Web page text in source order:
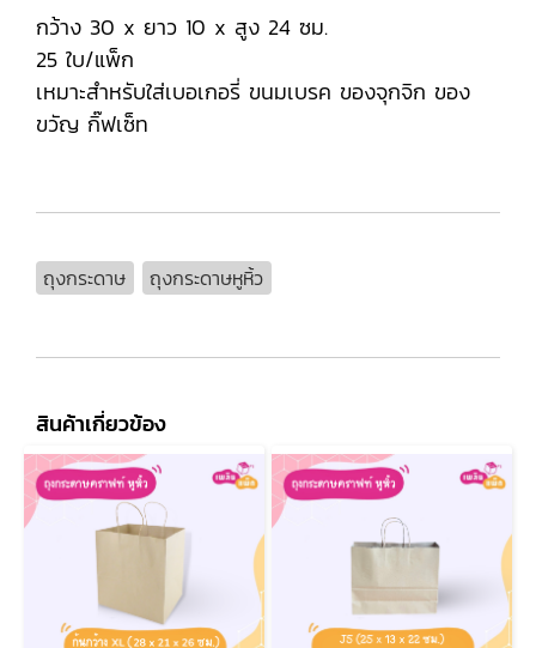
กว้าง 30 x ยาว 10 x สูง 24 ซม.
25 ใบ/แพ็ก
เหมาะสำหรับใส่เบอเกอรี่ ขนมเบรค ของจุกจิก ของ
ขวัญ กิ๊ฟเซ็ท
ถุงกระดาษ ถุงกระดาษหูหิ้ว
สินค้าเกี่ยวข้อง